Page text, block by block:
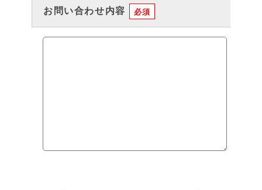
お問い合わせ内容 必須